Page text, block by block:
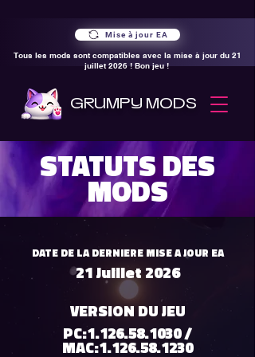
GRUMPY MODS
Mise à jour EA
Tous les mods sont compatibles avec la mise à jour du 21
juillet 2026 ! Bon jeu !
STATUTS DES
MODS
DATE DE LA DERNIERE MISE A JOUR EA
21 Juillet 2026
VERSION DU JEU
PC:1.126.58.1030/
MAC:1.126.58.1230